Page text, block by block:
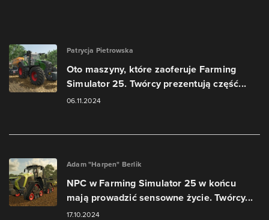
Patrycja Pietrowska
Oto maszyny, które zaoferuje Farming
Simulator 25. Twórcy prezentują część...
06.11.2024
Adam "Harpen" Berlik
NPC w Farming Simulator 25 w końcu
mają prowadzić sensowne życie. Twórcy...
17.10.2024